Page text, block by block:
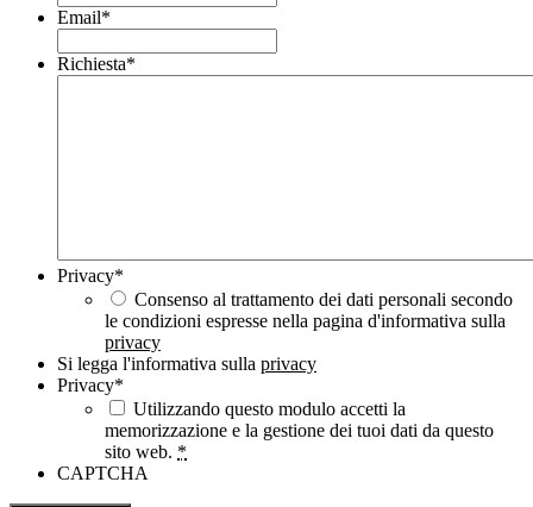
Email*
Richiesta*
Privacy*
Consenso al trattamento dei dati personali secondo
le condizioni espresse nella pagina d'informativa sulla
privacy
Si legga l'informativa sulla privacy
Privacy*
Utilizzando questo modulo accetti la
memorizzazione e la gestione dei tuoi dati da questo
sito web. *
CAPTCHA